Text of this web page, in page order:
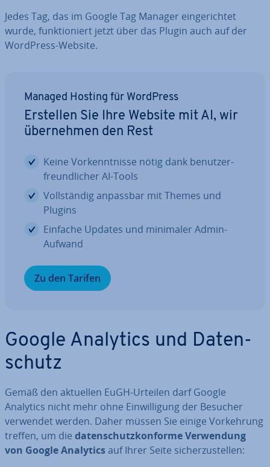
Jedes Tag, das im Google Tag Manager ein­ge­rich­tet
wurde, funk­tio­niert jetzt über das Plugin auch auf der
WordPress-Website.
Managed Hosting für WordPress
Erstellen Sie Ihre Website mit AI, wir
über­neh­men den Rest
Keine Vor­kennt­nis­se nötig dank be­nut­zer­
freund­li­cher AI-Tools
Voll­stän­dig anpassbar mit Themes und
Plugins
Einfache Updates und minimaler Admin-
Aufwand
Zu den Tarifen
Google Analytics und Da­ten­
schutz
Gemäß den aktuellen EuGH-Urteilen darf Google
Analytics nicht mehr ohne Ein­wil­li­gung der Besucher
verwendet werden. Daher müssen Sie einige Vor­keh­rung
treffen, um die da­ten­schutz­kon­for­me Ver­wen­dung
von Google Analyticsauf Ihrer Seite si­cher­zu­stel­len: